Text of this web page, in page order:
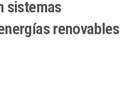
sistemas
renovables